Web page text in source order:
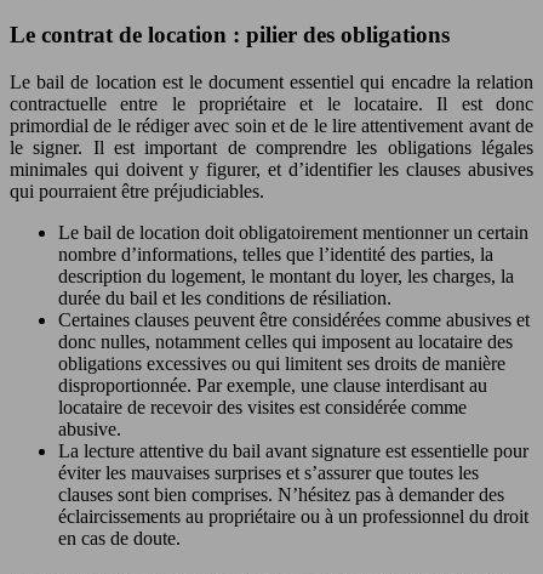
Le contrat de location : pilier des obligations
Le bail de location est le document essentiel qui encadre la relation
contractuelle entre le propriétaire et le locataire. Il est donc
primordial de le rédiger avec soin et de le lire attentivement avant de
le signer. Il est important de comprendre les obligations légales
minimales qui doivent y figurer, et d’identifier les clauses abusives
qui pourraient être préjudiciables.
Le bail de location doit obligatoirement mentionner un certain
nombre d’informations, telles que l’identité des parties, la
description du logement, le montant du loyer, les charges, la
durée du bail et les conditions de résiliation.
Certaines clauses peuvent être considérées comme abusives et
donc nulles, notamment celles qui imposent au locataire des
obligations excessives ou qui limitent ses droits de manière
disproportionnée. Par exemple, une clause interdisant au
locataire de recevoir des visites est considérée comme
abusive.
La lecture attentive du bail avant signature est essentielle pour
éviter les mauvaises surprises et s’assurer que toutes les
clauses sont bien comprises. N’hésitez pas à demander des
éclaircissements au propriétaire ou à un professionnel du droit
en cas de doute.